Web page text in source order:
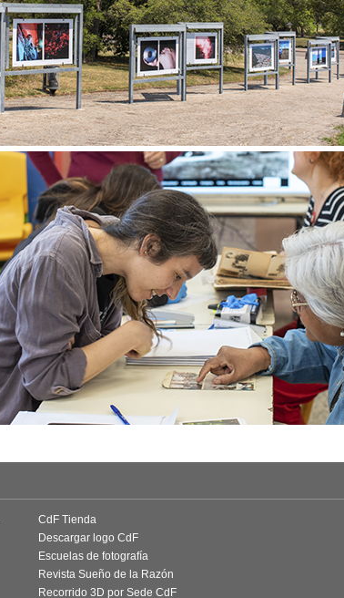
CdF Tienda
Descargar logo CdF
Escuelas de fotografía
Revista Sueño de la Razón
Recorrido 3D por Sede CdF